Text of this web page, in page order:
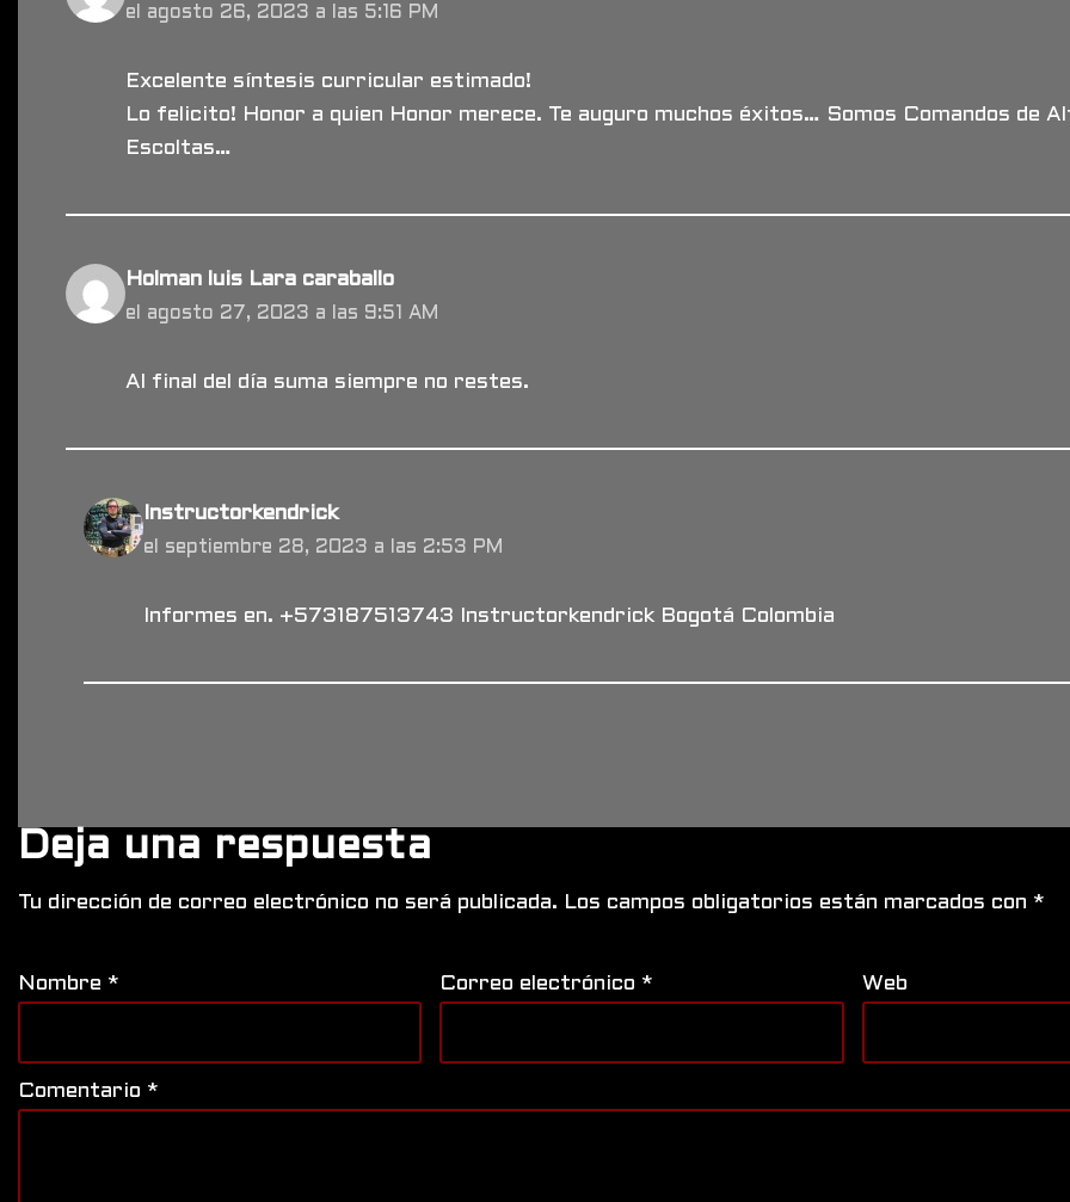
el agosto 26, 2023 a las 5:16 PM
Excelente síntesis curricular estimado!
Lo felicito! Honor a quien Honor merece. Te auguro muchos éxitos… Somos Comandos de
Escoltas…
Holman luis Lara caraballo
el agosto 27, 2023 a las 9:51 AM
Al final del día suma siempre no restes.
Instructorkendrick
el septiembre 28, 2023 a las 2:53 PM
Informes en. +573187513743 Instructorkendrick Bogotá Colombia
Deja una respuesta
Tu dirección de correo electrónico no será publicada. Los campos obligatorios están marcados con *
Nombre * Correo electrónico * Web
Comentario *